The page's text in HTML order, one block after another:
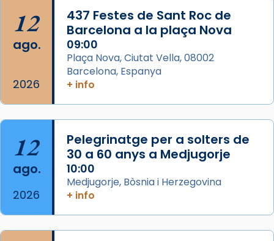
View on Facebook · Share
Arquebisbat de Barcelona
2 weeks ago
Memòria de les santes Juliana i
Acompanyant la història de sant Cugat, a
partir de l’Edat Mitjana sorgeix la tradició
que les santes Juliana (“relatiu a Júlia”) i
Semproniana (“relatiu a Semprònia =
eterna”) són deixebles seves. I l’any 1667, el
frare Joan Gaspar Roig, afirma en una obra
que les santes són filles de l’antiga Iluro.
Mataró en reivindicarà les relíq
12
ago.
2026
437 Festes de Sant Roc de
Barcelona a la plaça Nova
09:00
Plaça Nova, Ciutat Vella, 08002
Barcelona, Espanya
+ info
12
ago.
2026
Pelegrinatge per a solters de
30 a 60 anys a Medjugorje
10:00
Medjugorje, Bòsnia i Herzegovina
+ info